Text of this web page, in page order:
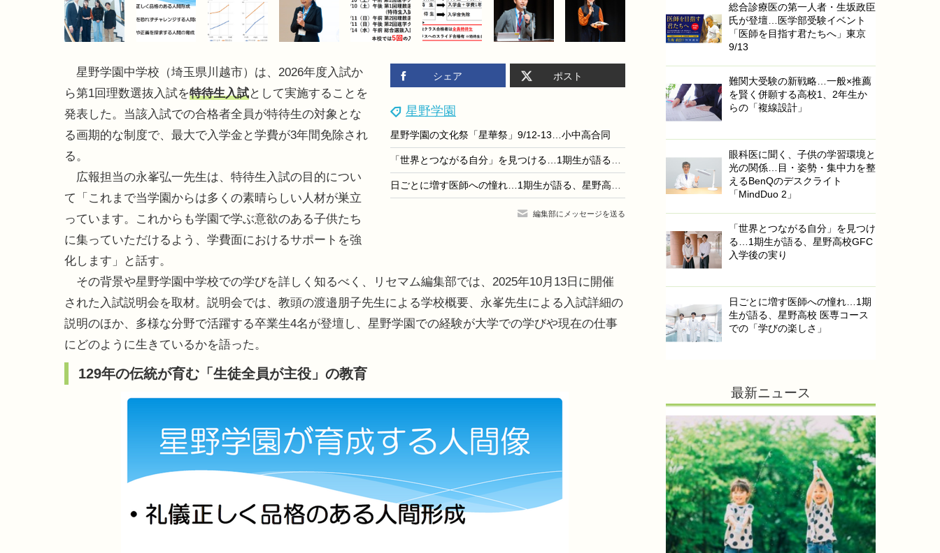
シェア ポスト
星野学園
星野学園の文化祭「星華祭」9/12-13…小中高合同
「世界とつながる自分」を見つける…1期生が語る、星野高校GFC入学後の実り
日ごとに増す医師への憧れ…1期生が語る、星野高校 医専コースでの「学びの楽しさ」
編集部にメッセージを送る
星野学園中学校（埼玉県川越市）は、2026年度入試か
ら第1回理数選抜入試を特待生入試として実施することを
発表した。当該入試での合格者全員が特待生の対象とな
る画期的な制度で、最大で入学金と学費が3年間免除され
る。
広報担当の永峯弘一先生は、特待生入試の目的につい
て「これまで当学園からは多くの素晴らしい人材が巣立
っています。これからも学園で学ぶ意欲のある子供たち
に集っていただけるよう、学費面におけるサポートを強
化します」と話す。
その背景や星野学園中学校での学びを詳しく知るべく、リセマム編集部では、2025年10月13日に開催
された入試説明会を取材。説明会では、教頭の渡邉朋子先生による学校概要、永峯先生による入試詳細の
説明のほか、多様な分野で活躍する卒業生4名が登壇し、星野学園での経験が大学での学びや現在の仕事
にどのように生きているかを語った。
129年の伝統が育む「生徒全員が主役」の教育
総合診療医の第一人者・生坂政臣
氏が登壇…医学部受験イベント
「医師を目指す君たちへ」東京
9/13
難関大受験の新戦略…一般×推薦
を賢く併願する高校1、2年生か
らの「複線設計」
眼科医に聞く、子供の学習環境と
光の関係…目・姿勢・集中力を整
えるBenQのデスクライト
「MindDuo 2」
「世界とつながる自分」を見つけ
る…1期生が語る、星野高校GFC
入学後の実り
日ごとに増す医師への憧れ…1期
生が語る、星野高校 医専コース
での「学びの楽しさ」
最新ニュース